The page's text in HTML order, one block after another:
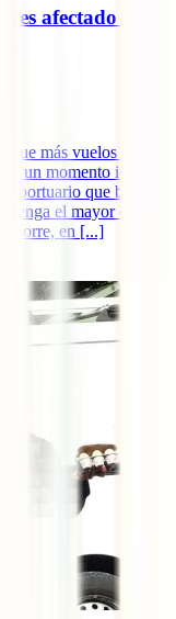
afectado por
más vuelos salen
un momento ideal
que buscan
tenga el mayor eco
torre, en [...]